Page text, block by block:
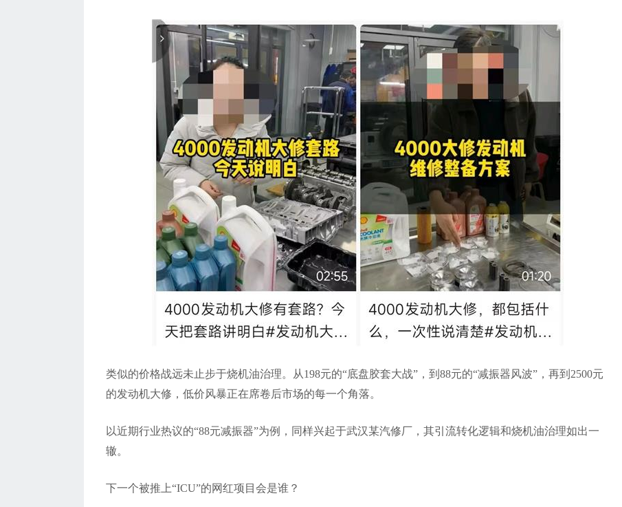
类似的价格战远未止步于烧机油治理。 从198元的“底盘胶套大战”，到 88元的“减振器风波”，再到 2500元
的发动机大修 ，低价风暴正在席卷后市场的每一个角落。
以近期行业热议的“88元减振器”为例，同样兴起于武汉某汽修厂，其引流转化逻辑和烧机油治理如出一
辙。
下一个被推上“ICU”的网红项目会是谁？